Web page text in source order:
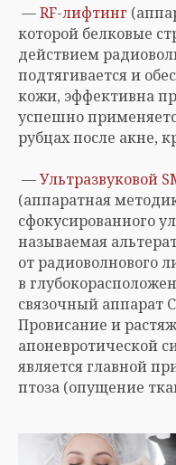
—RF-лифтинг
которой белковые
действием
подтягивается и
кожи, эффективна
успешно
рубцах после акне,
—Ультразвуковой
(аппаратная
сфокусированного
называемая
от радиоволнового
в
связочный аппарат
Провисание и
апоневротической
является главной
птоза (опущение